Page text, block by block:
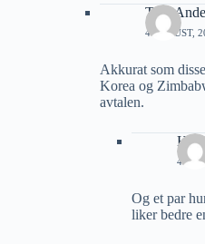
Tore
4 AUGUST,
Akkurat som
Korea og
avtalen.
4
Og et par
liker bedre